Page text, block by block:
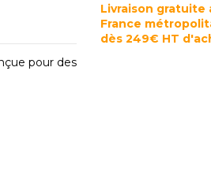
pour des
Livraison
France
dès 249€ HT